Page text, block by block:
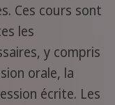
Ces cours sont
les
y compris
orale, la
écrite. Les